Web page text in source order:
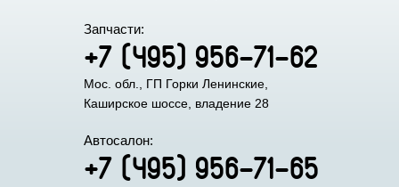
Запчасти:
+7 (495) 956-71-62
Мос. обл., ГП Горки Ленинские,
Каширское шоссе, владение 28
Автосалон:
+7 (495) 956-71-65